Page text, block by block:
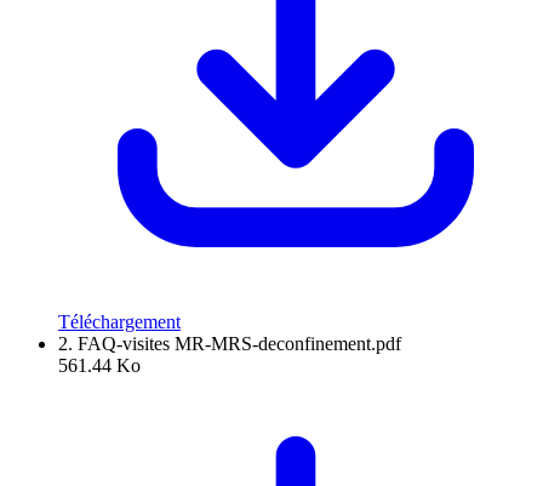
Téléchargement
2. FAQ-visites MR-MRS-deconfinement.pdf
561.44 Ko